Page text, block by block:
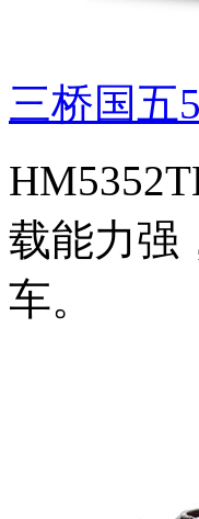
三桥国五
载能力强
车。